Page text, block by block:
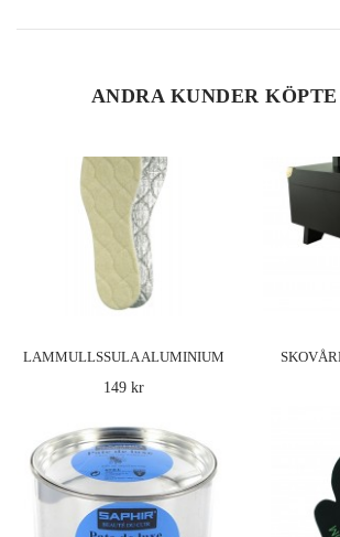
ANDRA KUNDER
LAMMULLSSULA ALUMINIUM
149 kr